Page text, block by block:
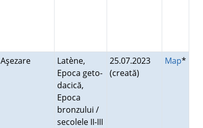
Aşezare
Latène,
Epoca geto-
dacică,
Epoca
bronzului /
secolele II-III
25.07.2023
(creată)
Map*